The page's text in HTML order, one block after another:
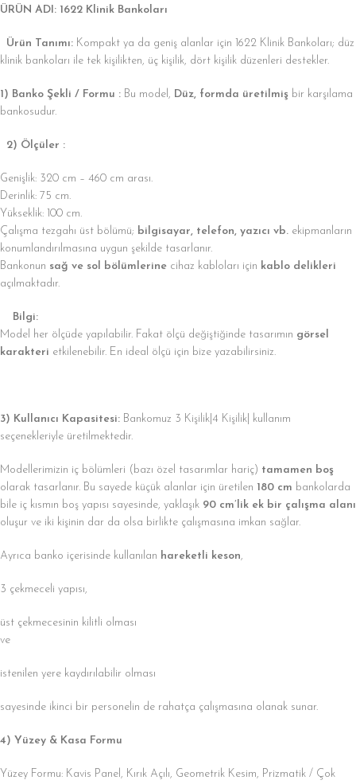
ÜRÜN ADI: 1622 Klinik Bankoları
Ürün Tanımı: Kompakt ya da geniş alanlar için 1622 Klinik Bankoları; düz
klinik bankoları ile tek kişilikten, üç kişilik, dört kişilik düzenleri destekler.
1) Banko Şekli / Formu : Bu model, Düz, formda üretilmiş bir karşılama
bankosudur.
2) Ölçüler :
Genişlik: 320 cm – 460 cm arası.
Derinlik: 75 cm.
Yükseklik: 100 cm.
Çalışma tezgahı üst bölümü; bilgisayar, telefon, yazıcı vb. ekipmanların
konumlandırılmasına uygun şekilde tasarlanır.
Bankonun sağ ve sol bölümlerine cihaz kabloları için kablo delikleri
açılmaktadır.
Bilgi:
Model her ölçüde yapılabilir. Fakat ölçü değiştiğinde tasarımın görsel
karakteri etkilenebilir. En ideal ölçü için bize yazabilirsiniz.
3) Kullanıcı Kapasitesi: Bankomuz 3 Kişilik|4 Kişilik| kullanım
seçenekleriyle üretilmektedir.
Modellerimizin iç bölümleri (bazı özel tasarımlar hariç) tamamen boş
olarak tasarlanır. Bu sayede küçük alanlar için üretilen 180 cm bankolarda
bile iç kısmın boş yapısı sayesinde, yaklaşık 90 cm’lik ek bir çalışma alanı
oluşur ve iki kişinin dar da olsa birlikte çalışmasına imkan sağlar.
Ayrıca banko içerisinde kullanılan hareketli keson,
3 çekmeceli yapısı,
üst çekmecesinin kilitli olması
ve
istenilen yere kaydırılabilir olması
sayesinde ikinci bir personelin de rahatça çalışmasına olanak sunar.
4) Yüzey & Kasa Formu
Yüzey Formu: Kavis Panel, Kırık Açılı, Geometrik Kesim, Prizmatik / Çok